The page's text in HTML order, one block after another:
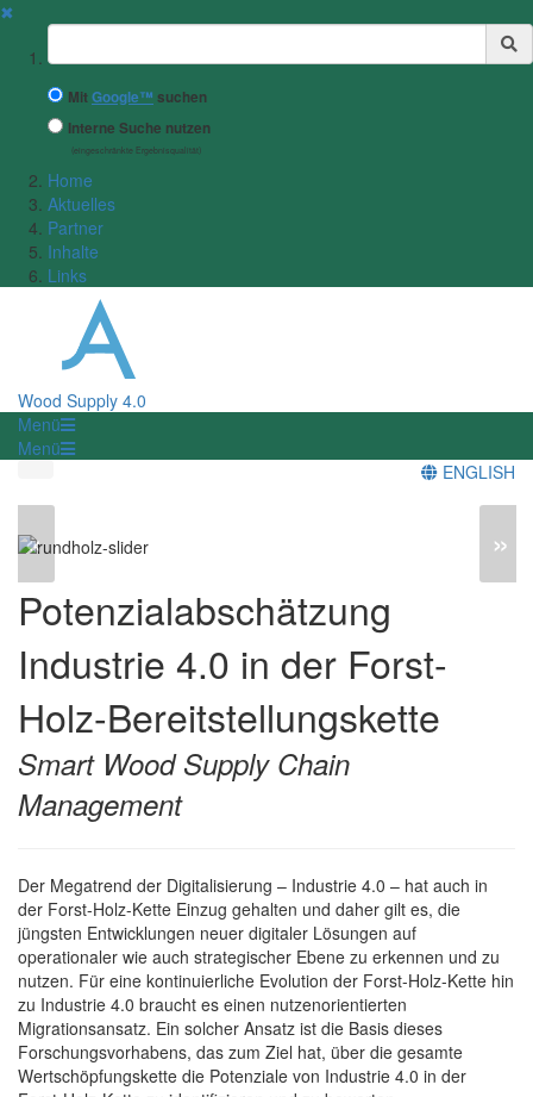
✖
Suchbegriff
MitGoogle™ suchen
Interne Suche nutzen
(eingeschränkte Ergebnisqualität)
Home
Aktuelles
Partner
Inhalte
Links
Wood Supply 4.0
Menü
Menü
ENGLISH
« »
Potenzialabschätzung
Industrie 4.0 in der Forst-
Holz-Bereitstellungskette
Smart Wood Supply Chain
Management
Der Megatrend der Digitalisierung – Industrie 4.0 – hat auch in
der Forst-Holz-Kette Einzug gehalten und daher gilt es, die
jüngsten Entwicklungen neuer digitaler Lösungen auf
operationaler wie auch strategischer Ebene zu erkennen und zu
nutzen. Für eine kontinuierliche Evolution der Forst-Holz-Kette hin
zu Industrie 4.0 braucht es einen nutzenorientierten
Migrationsansatz. Ein solcher Ansatz ist die Basis dieses
Forschungsvorhabens, das zum Ziel hat, über die gesamte
Wertschöpfungskette die Potenziale von Industrie 4.0 in der